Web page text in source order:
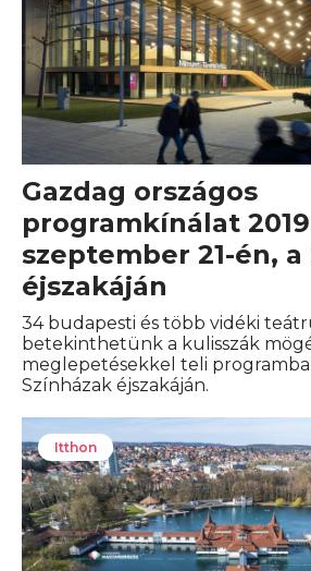
Gazdag országos
programkínálat
szeptember 21-én, a
éjszakáján
34 budapesti és több vidéki
betekinthetünk a kulisszák
meglepetésekkel teli
Színházak éjszakáján.
Itthon